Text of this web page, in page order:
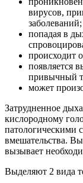
вирусов,
заболеваний;
попадая в
происходит
появляется
привычный
может
Затрудненное
кислородному
патологическими
вмешательства.
вызывает
Выделяют 2 вида